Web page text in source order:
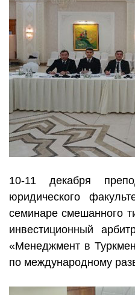
10-11 декабря
юридического
семинаре смешанного
инвестиционный
«Менеджмент в
по международному